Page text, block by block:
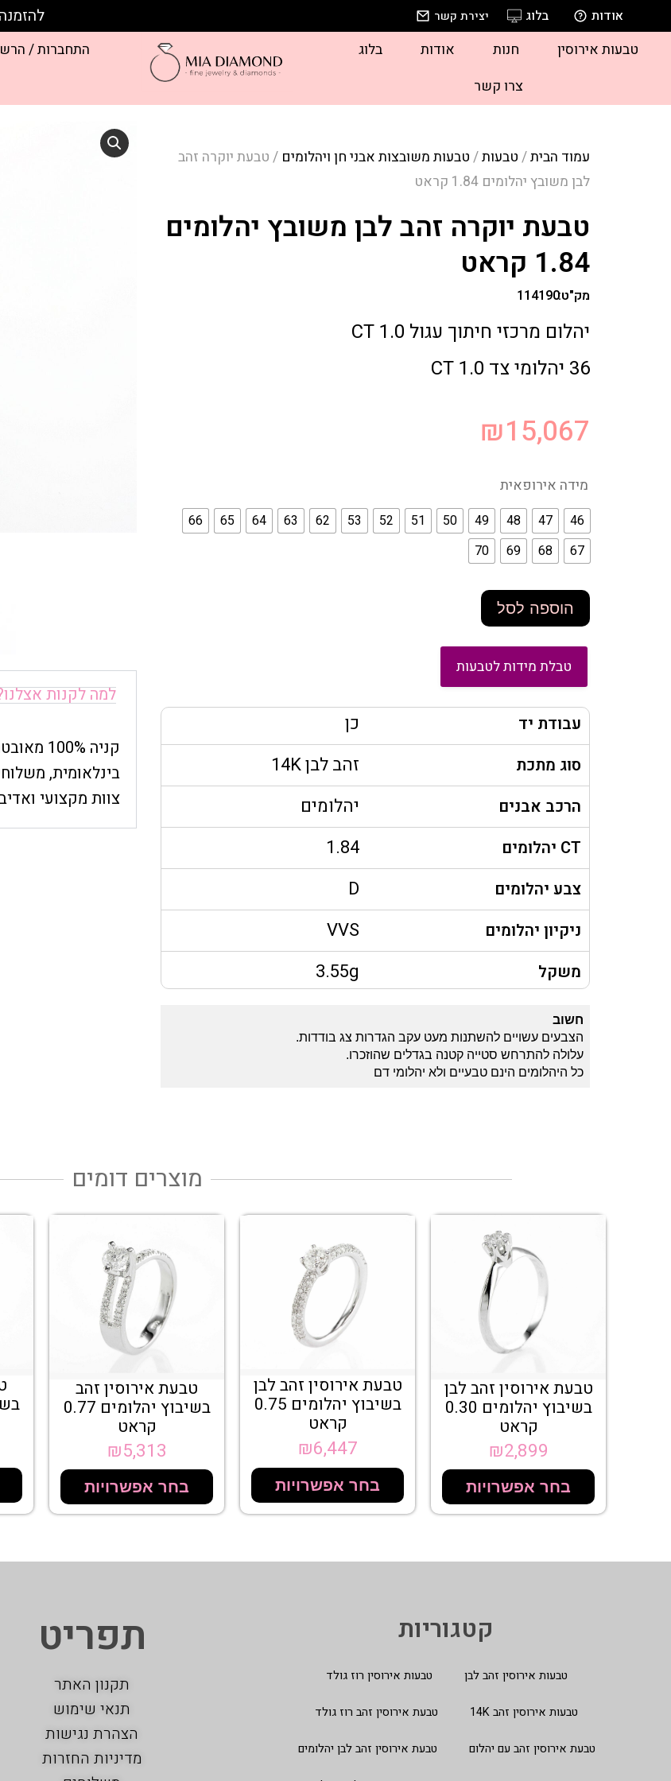
אודות בלוג יצירת קשר להזמנה
טבעות אירוסין חנות אודות
בלוג
צרו קשר
התחברות /
עמוד הבית/ טבעות/ טבעות משובצות אבני חן ויהלומים / טבעת יוקרה זהב
לבן משובץ יהלומים 1.84 קראט
טבעת יוקרה זהב לבן משובץ יהלומים
1.84 קראט
מק"ט:114190
יהלום מרכזי חיתוך עגול 1.0 CT
36 יהלומי צד 1.0 CT
₪15,067
מידה אירופאית
46
47
48
49
50
51
52
53
62
63
64
65
66
67
68
69
70
הוספה לסל
טבלת מידות לטבעות
עבודת יד כן
סוג מתכת זהב לבן 14K
הרכב אבנים יהלומים
CT יהלומים 1.84
צבע יהלומים D
ניקיון יהלומים VVS
משקל 3.55g
חשוב
הצבעים עשויים להשתנות מעט עקב הגדרות צג בודדות.
עלולה להתרחש סטייה קטנה בגדלים שהוזכרו.
כל היהלומים הינם טבעיים ולא יהלומי דם
למה לקנות
קניה
בינלאומית,
צוות מקצועי
מוצרים דומים
טבעת אירוסין זהב לבן
בשיבוץ יהלומים 0.30
קראט
₪2,899
בחר אפשרויות
טבעת אירוסין זהב לבן
בשיבוץ יהלומים 0.75
קראט
₪6,447
בחר אפשרויות
טבעת אירוסין זהב
בשיבוץ יהלומים 0.77
קראט
₪5,313
בחר אפשרויות
קטגוריות
טבעות אירוסין זהב לבן טבעות אירוסין רוז גולד
טבעות אירוסין זהב 14K טבעת אירוסין זהב רוז גולד
טבעת אירוסין זהב עם יהלום טבעת אירוסין זהב לבן יהלומים
תפריט
תקנון האתר
תנאי שימוש
הצהרת נגישות
מדיניות החזרות